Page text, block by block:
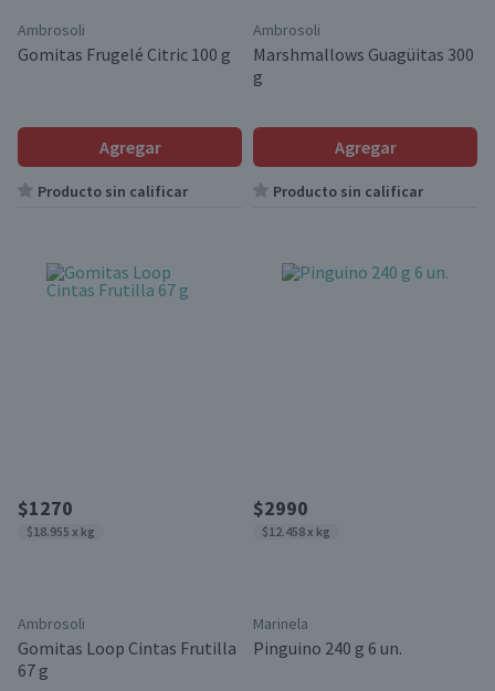
Ambrosoli
Gomitas Frugelé Citric 100 g
Agregar
Producto sin calificar
Ambrosoli
Marshmallows Guagüitas 300
g
Agregar
Producto sin calificar
$1270
$18.955 x kg
Ambrosoli
Gomitas Loop Cintas Frutilla
67 g
$2990
$12.458 x kg
Marinela
Pinguino 240 g 6 un.